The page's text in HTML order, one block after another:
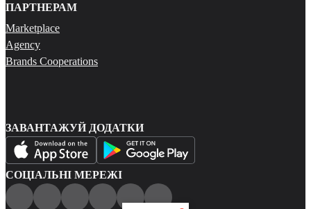
ПАРТНЕРАМ
Marketplace
Agency
Brands Cooperations
ЗАВАНТАЖУЙ ДОДАТКИ
СОЦІАЛЬНІ МЕРЕЖІ